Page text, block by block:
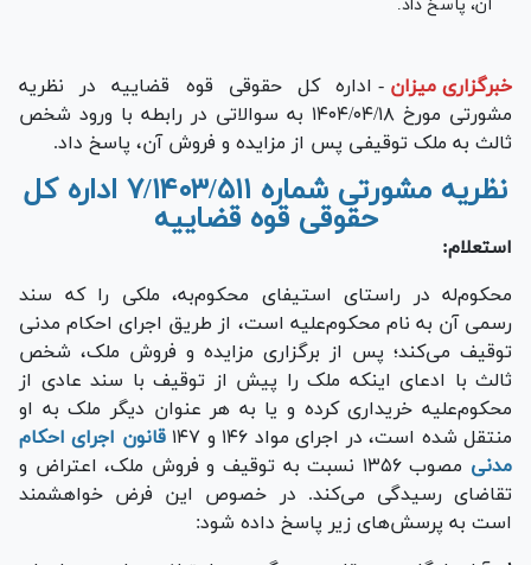
آن، پاسخ داد.
خبرگزاری میزان - اداره کل حقوقی قوه قضاییه در نظریه
مشورتی مورخ ۱۴۰۴/۰۴/۱۸ به سوالاتی در رابطه با ورود شخص
ثالث به ملک توقیفی پس از مزایده و فروش آن، پاسخ داد.
نظریه مشورتی شماره ۷/۱۴۰۳/۵۱۱ اداره کل
حقوقی قوه قضاییه
استعلام:
محکوم‌له در راستای استیفای محکوم‌به، ملکی را که سند
رسمی آن به نام محکوم‌علیه است، از طریق اجرای احکام مدنی
توقیف می‌کند؛ پس از برگزاری مزایده و فروش ملک، شخص
ثالث با ادعای اینکه ملک را پیش از توقیف با سند عادی از
محکوم‌علیه خریداری کرده و یا به هر عنوان دیگر ملک به او
منتقل شده است، در اجرای مواد ۱۴۶ و ۱۴۷
قانون اجرای احکام
مدنی
مصوب ۱۳۵۶ نسبت به توقیف و فروش ملک، اعتراض و
تقاضای رسیدگی می‌کند. در خصوص این فرض خواهشمند
است به پرسش‌های زیر پاسخ داده شود: